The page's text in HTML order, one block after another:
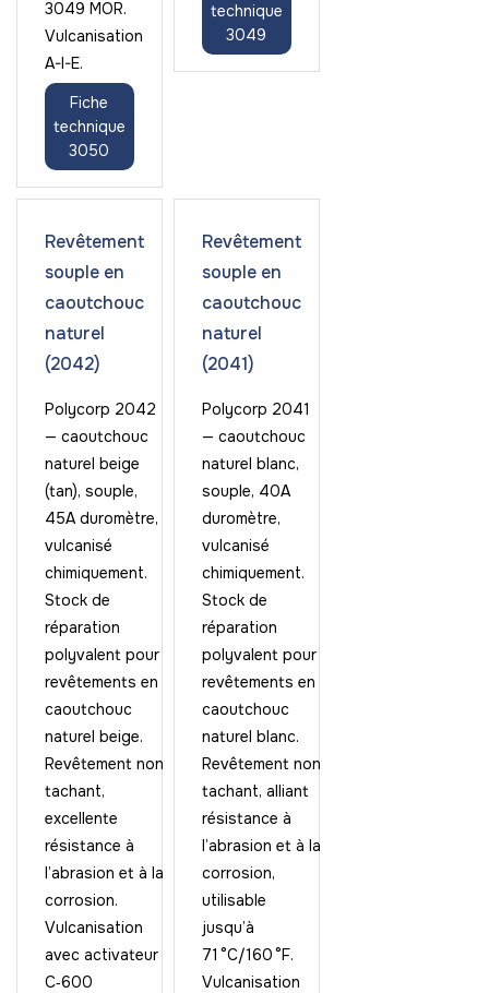
3049 MOR.
Vulcanisation
A-I-E.
Fiche
technique
3050
technique
3049
Revêtement
souple en
caoutchouc
naturel
(2042)
Polycorp 2042
— caoutchouc
naturel beige
(tan), souple,
45A duromètre,
vulcanisé
chimiquement.
Stock de
réparation
polyvalent pour
revêtements en
caoutchouc
naturel beige.
Revêtement non
tachant,
excellente
résistance à
l’abrasion et à la
corrosion.
Vulcanisation
avec activateur
C‑600
Revêtement
souple en
caoutchouc
naturel
(2041)
Polycorp 2041
— caoutchouc
naturel blanc,
souple, 40A
duromètre,
vulcanisé
chimiquement.
Stock de
réparation
polyvalent pour
revêtements en
caoutchouc
naturel blanc.
Revêtement non
tachant, alliant
résistance à
l’abrasion et à la
corrosion,
utilisable
jusqu’à
71 °C/160 °F.
Vulcanisation